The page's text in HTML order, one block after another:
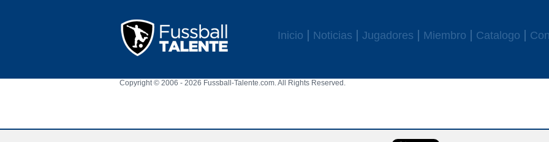
Inicio Noticias Jugadores Miembro Catalogo
Copyright © 2006 - 2026 Fussball-Talente.com. All Rights Reserved.